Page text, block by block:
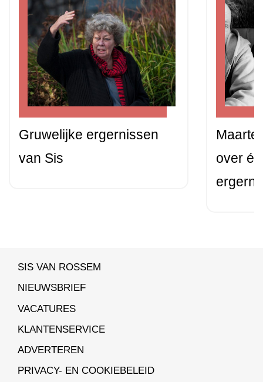
Gruwelijke ergernissen
van Sis
over
SIS VAN ROSSEM
NIEUWSBRIEF
VACATURES
KLANTENSERVICE
ADVERTEREN
PRIVACY- EN COOKIEBELEID